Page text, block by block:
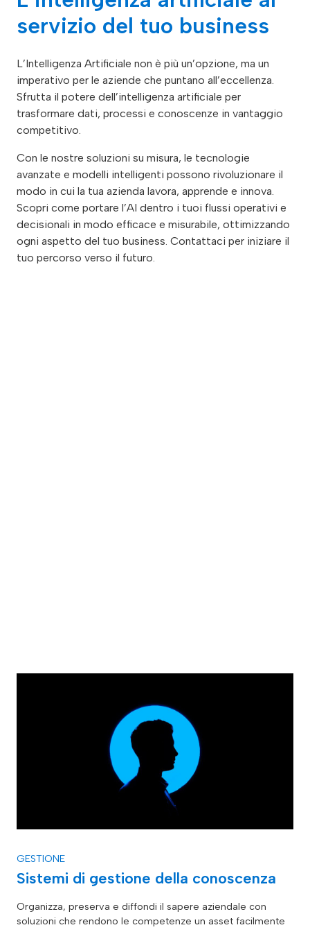
servizio del tuo business
L’Intelligenza Artificiale non è più un’opzione, ma un
imperativo per le aziende che puntano all’eccellenza.
Sfrutta il potere dell’intelligenza artificiale per
trasformare dati, processi e conoscenze in vantaggio
competitivo.
Con le nostre soluzioni su misura, le tecnologie
avanzate e modelli intelligenti possono rivoluzionare il
modo in cui la tua azienda lavora, apprende e innova.
Scopri come portare l’AI dentro i tuoi flussi operativi e
decisionali in modo efficace e misurabile, ottimizzando
ogni aspetto del tuo business. Contattaci per iniziare il
tuo percorso verso il futuro.
GESTIONE
Sistemi di gestione della conoscenza
Organizza, preserva e diffondi il sapere aziendale con
soluzioni che rendono le competenze un asset facilmente